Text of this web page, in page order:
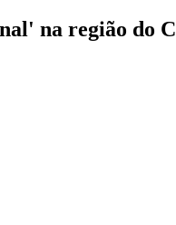
na região do